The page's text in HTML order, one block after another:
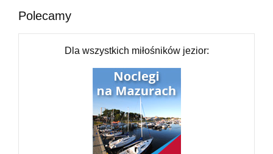
Polecamy
Dla wszystkich miłośników jezior: